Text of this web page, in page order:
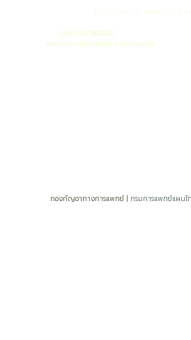
Division of Medical
(+66) 02-5800281
med.cannabis@dtam.mail.go.th
กองกัญชาทางการแพทย์ | กรมการแพทย์แผนไ